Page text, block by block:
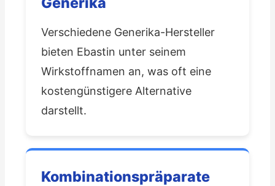
Verschiedene Generika-Hersteller
bieten Ebastin unter seinem
Wirkstoffnamen an, was oft eine
kostengünstigere Alternative
darstellt.
Kombinationspräparate